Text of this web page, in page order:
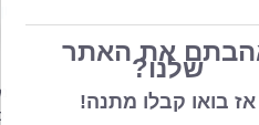
ילדינו הם הבבואה הכי טובה שלנו. הם
את מה שאנחנו אוהבים בעצמנו וגם את